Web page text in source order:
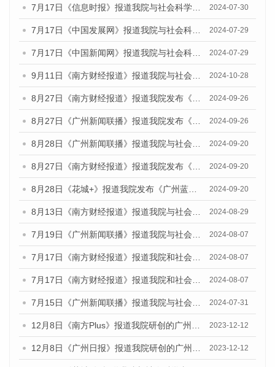
7月17日《信息时报》报道我院与社会科学文献出版社联合发布《广州蓝皮书：广州社会发展报告(2024)》的媒体文章 2024-07-30
7月17日《中国发展网》报道我院与社会科学文献出版社联合发布《广州蓝皮书：广州社会发展报告(2024)》的媒体文章 2024-07-29
7月17日《中国新闻网》报道我院与社会科学文献出版社联合发布《广州蓝皮书：广州社会发展报告(2024)》的媒体文章 2024-07-29
9月11日《南方财经报道》报道我院与社会科学文献出版社联合发布了《广州蓝皮书：广州金融发展报告（2024）》的视频采访 2024-10-28
8月27日《南方财经报道》报道我院发布《广州蓝皮书：广州创新型城市发展报告（2024）》的视频采访 2024-09-26
8月27日《广州新闻联播》报道我院发布《广州蓝皮书：广州创新型城市发展报告（2024）》的视频采访 2024-09-26
8月28日《广州新闻联播》报道我院与社会科学文献出版社联合发布《广州蓝皮书：广州城市国际化发展报告（2024）》的视频采访 2024-09-20
8月27日《南方财经报道》报道我院发布《广州蓝皮书：广州创新型城市发展报告（2024）》的视频采访 2024-09-20
8月28日《花城+》报道我院发布《广州蓝皮书：广州城市国际化发展报告（2024）》的视频采访 2024-09-20
8月13日《南方财经报道》报道我院与社会科学文献出版社联合发布的《广州蓝皮书：广州国际商贸中心发展报告（2024）》视频采访 2024-08-29
7月19日《广州新闻联播》报道我院与社会科学文献出版社联合发布《广州蓝皮书：广州社会发展报告(2024)》的视频采访 2024-08-07
7月17日《南方财经报道》报道我院和社会科学文献出版社联合发布《广州蓝皮书：广州数字经济发展报告（2024）》的视频采访 2024-08-07
7月17日《南方财经报道》报道我院和社会科学文献出版社联合发布《广州蓝皮书：广州数字经济发展报告（2024）》的视频采访 2024-08-07
7月15日《广州新闻联播》报道我院与社会科学文献出版社联合发布《广州蓝皮书：广州社会发展报告(2024)》的视频采访 2024-07-31
12月8日《南方Plus》报道我院研创的广州蓝皮书系列荣获全国第十四届优秀皮书奖四项大奖的媒体文章 2023-12-12
12月8日《广州日报》报道我院研创的广州蓝皮书系列荣获全国第十四届优秀皮书奖四项大奖的媒体文章 2023-12-12